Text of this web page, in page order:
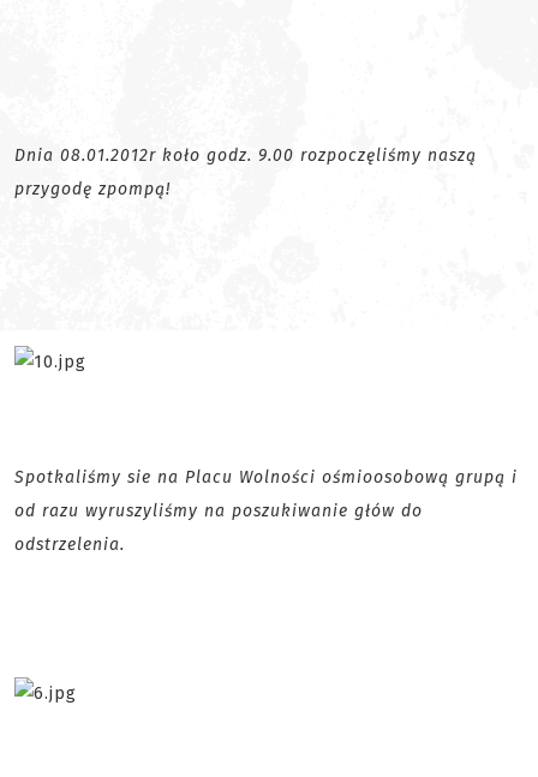
Dnia 08.01.2012r koło godz. 9.00 rozpoczęliśmy naszą
przygodę zpompą!
Spotkaliśmy sie na Placu Wolności ośmioosobową grupą i
od razu wyruszyliśmy na poszukiwanie głów do
odstrzelenia.